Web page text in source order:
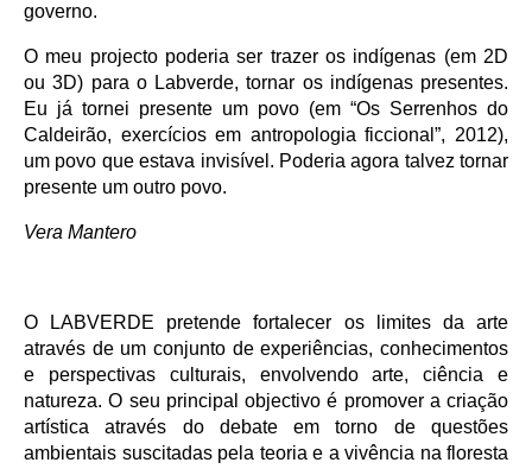
governo.
O meu projecto poderia ser trazer os indígenas (em 2D
ou 3D) para o Labverde, tornar os indígenas presentes.
Eu já tornei presente um povo (em “Os Serrenhos do
Caldeirão, exercícios em antropologia ficcional”, 2012),
um povo que estava invisível. Poderia agora talvez tornar
presente um outro povo.
Vera Mantero
O LABVERDE pretende fortalecer os limites da arte
através de um conjunto de experiências, conhecimentos
e perspectivas culturais, envolvendo arte, ciência e
natureza. O seu principal objectivo é promover a criação
artística através do debate em torno de questões
ambientais suscitadas pela teoria e a vivência na floresta